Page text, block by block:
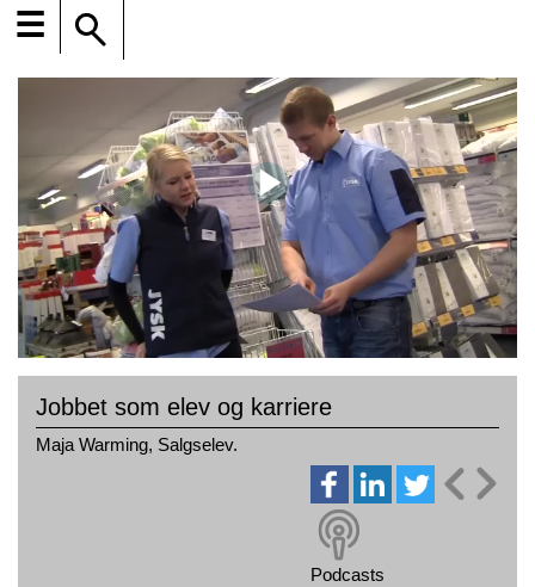
☰
Jobbet som elev og karriere
Maja Warming, Salgselev.
Podcasts